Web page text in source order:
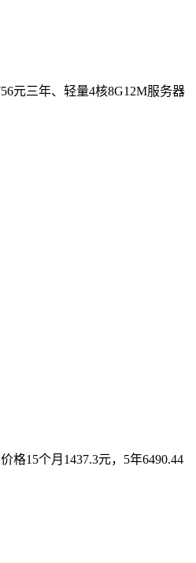
元三年、轻量4核8G12M服务器
格15个月1437.3元，5年6490.44